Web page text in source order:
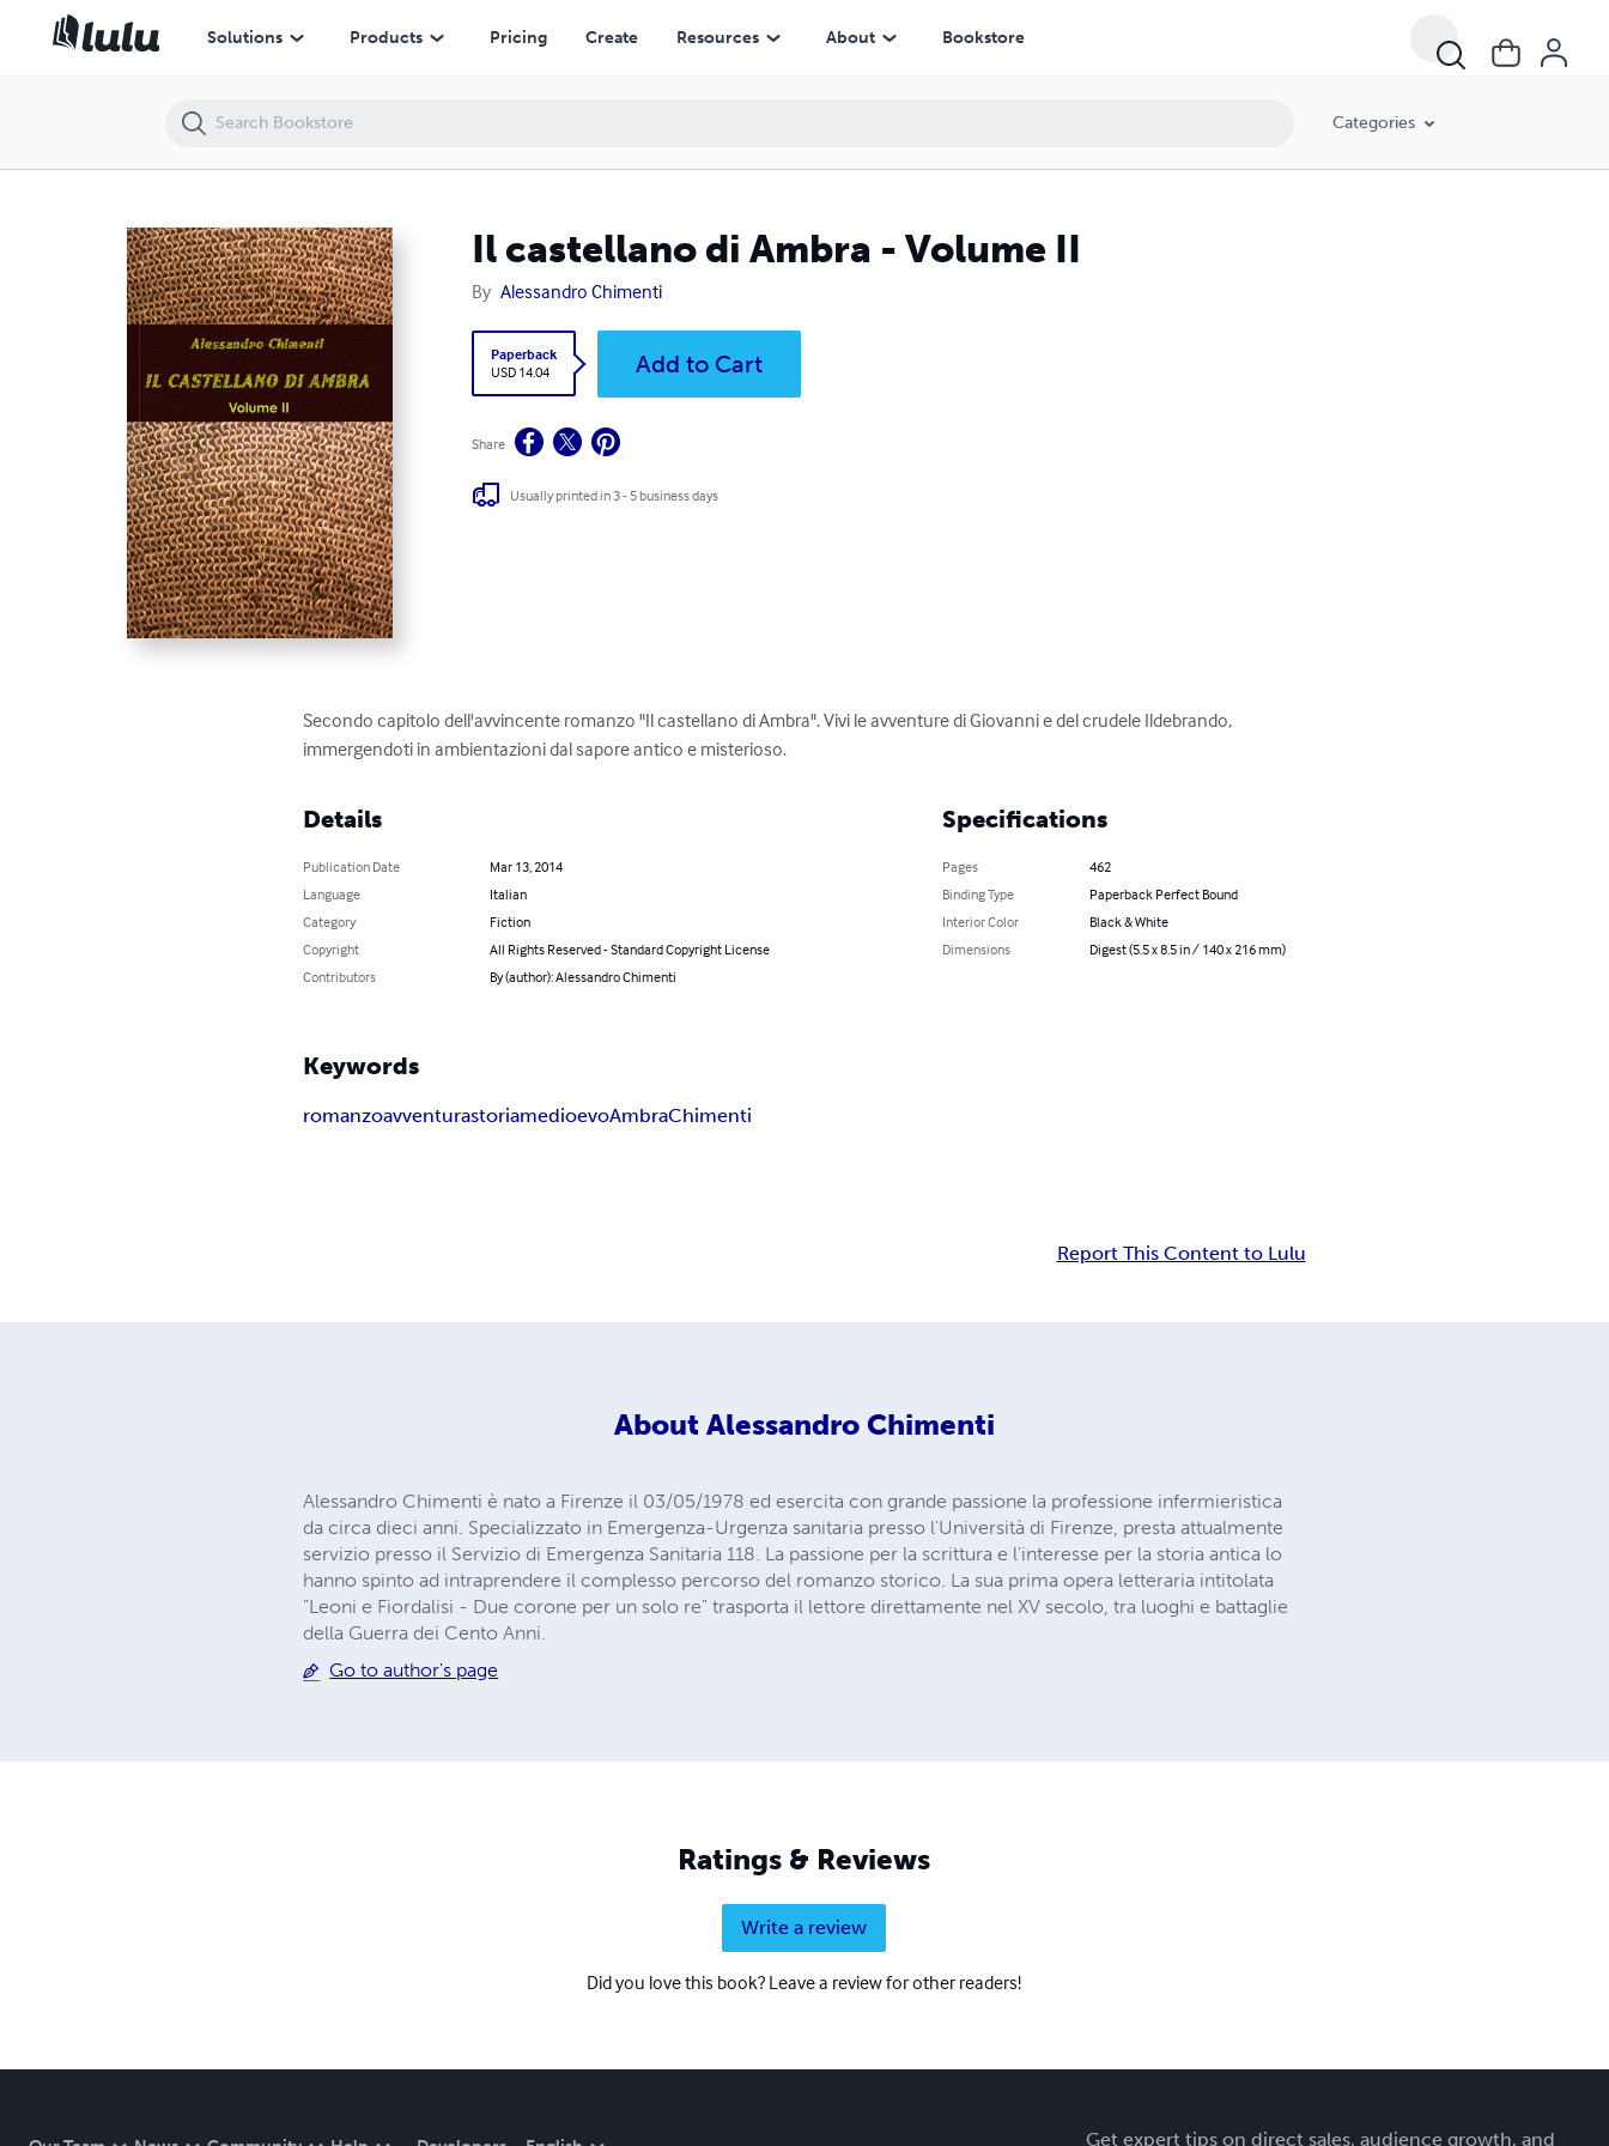
Solutions Products Pricing Create Resources About Bookstore
Categories
Il castellano di Ambra - Volume II
By Alessandro Chimenti
Paperback
USD 14.04
Add to Cart
Share
Usually printed in 3 - 5 business days
Secondo capitolo dell'avvincente romanzo "Il castellano di Ambra". Vivi le avventure di Giovanni e del crudele Ildebrando,
immergendoti in ambientazioni dal sapore antico e misterioso.
Details
Publication Date
Mar 13, 2014
Language
Italian
Category
Fiction
Copyright
All Rights Reserved - Standard Copyright License
Contributors
By (author): Alessandro Chimenti
Specifications
Pages
462
Binding Type
Paperback Perfect Bound
Interior Color
Black & White
Dimensions
Digest (5.5 x 8.5 in / 140 x 216 mm)
Keywords
romanzoavventurastoriamedioevoAmbraChimenti
Report This Content to Lulu
About Alessandro Chimenti
Alessandro Chimenti è nato a Firenze il 03/05/1978 ed esercita con grande passione la professione infermieristica
da circa dieci anni. Specializzato in Emergenza-Urgenza sanitaria presso l'Università di Firenze, presta attualmente
servizio presso il Servizio di Emergenza Sanitaria 118. La passione per la scrittura e l'interesse per la storia antica lo
hanno spinto ad intraprendere il complesso percorso del romanzo storico. La sua prima opera letteraria intitolata
"Leoni e Fiordalisi - Due corone per un solo re" trasporta il lettore direttamente nel XV secolo, tra luoghi e battaglie
della Guerra dei Cento Anni.
Go to author's page
Ratings & Reviews
Write a review
Did you love this book? Leave a review for other readers!
Get expert tips on direct sales, audience growth, and
Il castellano di Ambra - Volume II